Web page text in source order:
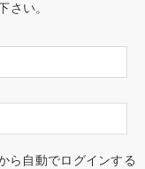
さい。
ら自動でログインする